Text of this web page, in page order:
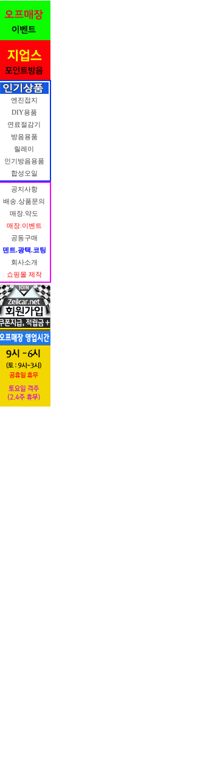
엔진접지
DIY용품
연료절감기
방음용품
릴레이
인기방음용품
합성오일
공지사항
배송.상품문의
매장.약도
매장.이벤트
공동구매
덴트.광택.코팅
회사소개
쇼핑몰 제작